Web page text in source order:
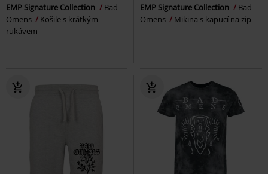
EMP Signature Collection
Bad
Omens
Košile s krátkým
rukávem
EMP Signature Collection
Bad
Omens
Mikina s kapucí na zip